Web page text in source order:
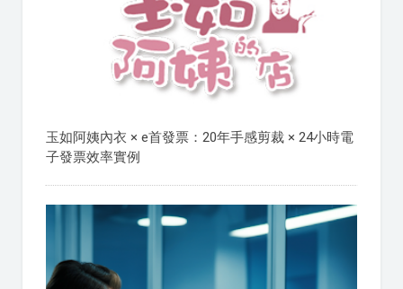
玉如阿姨內衣 × e首發票：20年手感剪裁 × 24小時電
子發票效率實例